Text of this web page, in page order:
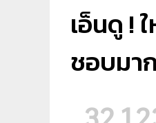
เอ็นดู !
ชอบมา